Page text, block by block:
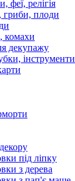
феї, релігія
гриби, плоди
комахи
декупажу
інструменти
під ліпку
з дерева